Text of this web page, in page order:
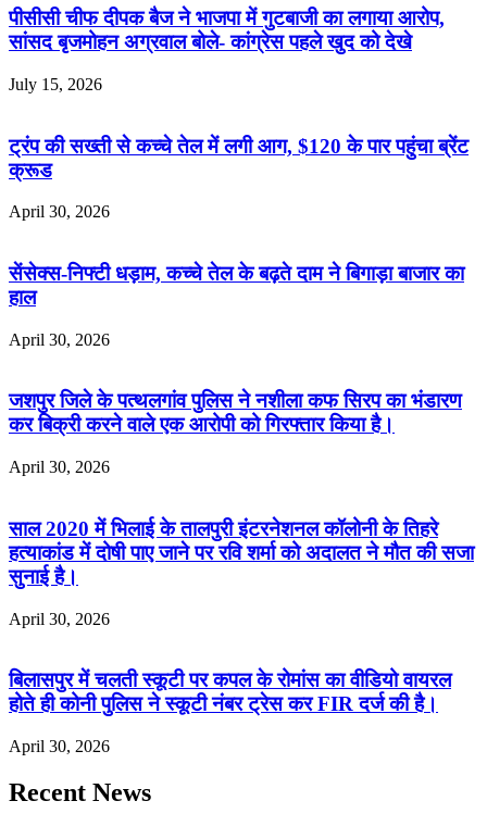
पीसीसी चीफ दीपक बैज ने भाजपा में गुटबाजी का लगाया आरोप,
सांसद बृजमोहन अग्रवाल बोले- कांग्रेस पहले खुद को देखे
July 15, 2026
ट्रंप की सख्ती से कच्चे तेल में लगी आग, $120 के पार पहुंचा ब्रेंट
क्रूड
April 30, 2026
सेंसेक्स-निफ्टी धड़ाम, कच्चे तेल के बढ़ते दाम ने बिगाड़ा बाजार का
हाल
April 30, 2026
जशपुर जिले के पत्थलगांव पुलिस ने नशीला कफ सिरप का भंडारण
कर बिक्री करने वाले एक आरोपी को गिरफ्तार किया है।
April 30, 2026
साल 2020 में भिलाई के तालपुरी इंटरनेशनल कॉलोनी के तिहरे
हत्याकांड में दोषी पाए जाने पर रवि शर्मा को अदालत ने मौत की सजा
सुनाई है।
April 30, 2026
बिलासपुर में चलती स्कूटी पर कपल के रोमांस का वीडियो वायरल
होते ही कोनी पुलिस ने स्कूटी नंबर ट्रेस कर FIR दर्ज की है।
April 30, 2026
Recent News